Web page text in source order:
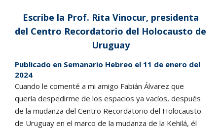
Escribe la Prof. Rita Vinocur, presidenta
del Centro Recordatorio del Holocausto de
Uruguay
Publicado en Semanario Hebreo el 11 de enero del
2024
Cuando le comenté a mi amigo Fabián Álvarez que
quería despedirme de los espacios ya vacíos, después
de la mudanza del Centro Recordatorio del Holocausto
de Uruguay en el marco de la mudanza de la Kehilá, él